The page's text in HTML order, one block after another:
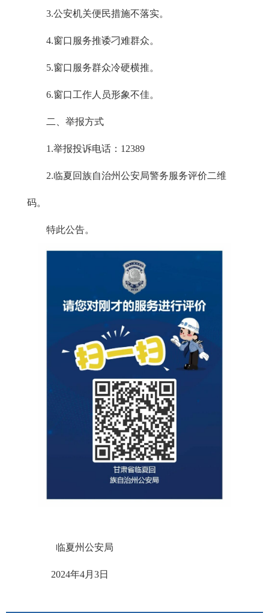
3.公安机关便民措施不落实。
4.窗口服务推诿刁难群众。
5.窗口服务群众冷硬横推。
6.窗口工作人员形象不佳。
二、举报方式
1.举报投诉电话：12389
2.临夏回族自治州公安局警务服务评价二维
码。
特此公告。
临夏州公安局
2024年4月3日